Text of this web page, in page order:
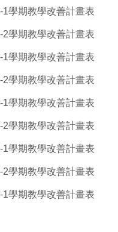
1學期教學改善計畫表
2學期教學改善計畫表
1學期教學改善計畫表
2學期教學改善計畫表
1學期教學改善計畫表
2學期教學改善計畫表
1學期教學改善計畫表
2學期教學改善計畫表
1學期教學改善計畫表